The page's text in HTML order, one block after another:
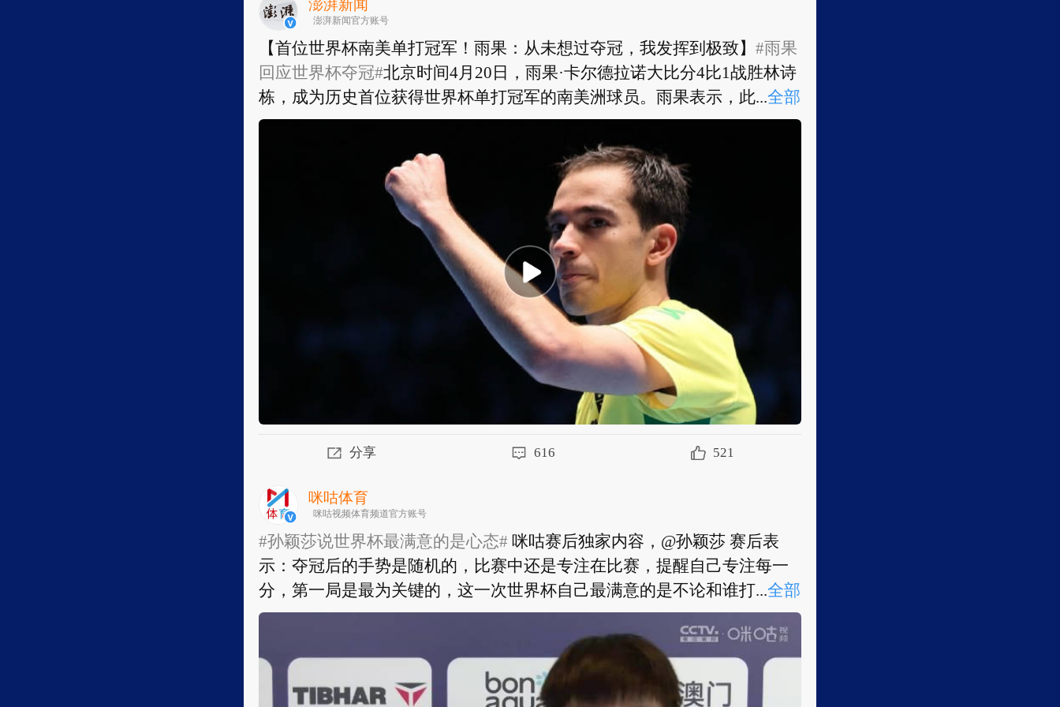
澎湃新闻
澎湃新闻官方账号
【首位世界杯南美单打冠军！雨果：从未想过夺冠，我发挥到极致】 #雨果
回应世界杯夺冠#北京时间4月20日，雨果·卡尔德拉诺大比分4比1战胜林诗
栋，成为历史首位获得世界杯单打冠军的南美洲球员。雨果表示，此...全部
【首位世界杯南美单打冠军！雨果：从未想过夺冠，我发挥到极致】#雨果
北京时间4月20日，雨果·卡尔德拉诺大比分4比1战胜林诗
栋，成为历史首位获得世界杯单打冠军的南美洲球员。雨果表示，此前...
分享 616 521
咪咕体育
咪咕视频体育频道官方账号
#孙颖莎说世界杯最满意的是心态# 咪咕赛后独家内容，@孙颖莎 赛后表
示：夺冠后的手势是随机的，比赛中还是专注在比赛，提醒自己专注每一
分，第一局是最为关键的，这一次世界杯自己最满意的是不论和谁打...全部
#孙颖莎说世界杯最满意的是心态#咪咕赛后独家内容，@孙颖莎 赛后表
示：夺冠后的手势是随机的，比赛中还是专注在比赛，提醒自己专注每一
分，第一局是最为关键的，这一次世界杯自己最满意的是不论和谁打，...全